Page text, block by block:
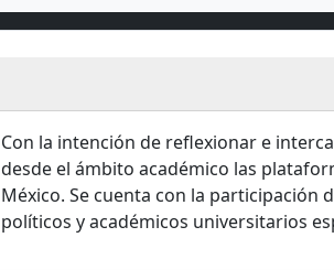
Con la intención de reflexionar e
desde el ámbito académico las
México. Se cuenta con la participación
políticos y académicos universitarios